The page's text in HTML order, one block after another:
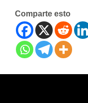
Comparte esto